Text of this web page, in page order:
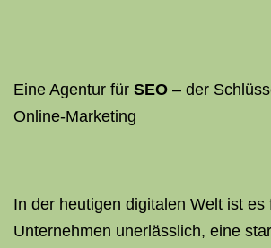
Eine Agentur für SEO – der
Online-Marketing
In der heutigen digitalen Welt ist es
Unternehmen unerlässlich, eine